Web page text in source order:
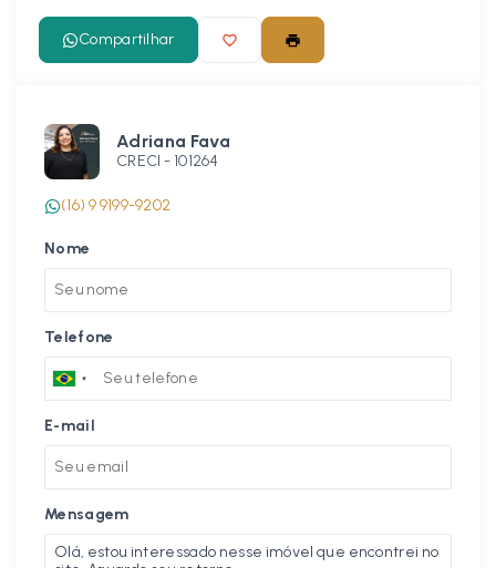
Compartilhar
Adriana Fava
CRECI - 101264
(16) 9 9199-9202
Nome
Telefone
E-mail
Mensagem